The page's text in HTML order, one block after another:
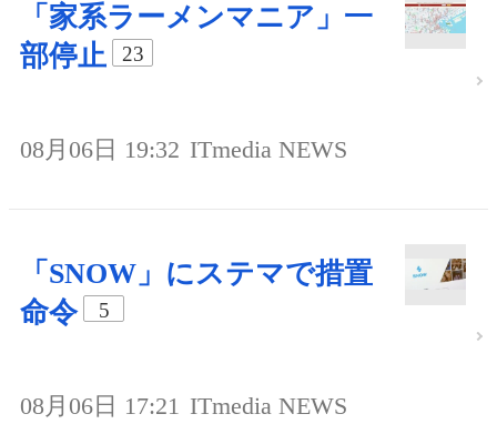
「家系ラーメンマニア」一
部停止
23
08月06日 19:32 ITmedia NEWS
「SNOW」にステマで措置
命令
5
08月06日 17:21 ITmedia NEWS